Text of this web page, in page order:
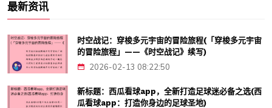
最新资讯
时空战记：穿梭多元宇宙的冒险旅程(「穿梭多元宇宙
的冒险旅程」——《时空战记》续写)
2026-02-13 08:22:50
新标题：西瓜看球app，全新打造足球迷必备之选(西
瓜看球app：打造你身边的足球圣地)